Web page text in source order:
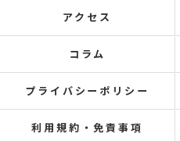
アクセス
コラム
プライバシーポリシー
利用規約・免責事項